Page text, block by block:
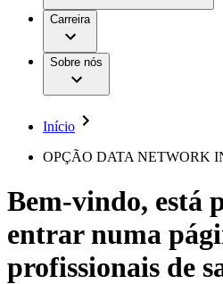
Aesculap Academy
Contentores
Neurocirurgia
Nutrição Clínica
Prevenção e
Retenção
Suturas e
Patologias e Cuidados
Serviços
Trabalhar na B.
Oportunidades de emprego
A nossa cultura
Centro de Inovação
Responsabilidade
Acesso aos
Comunicados de
Contactos
Formulário de
Carreira
Sobre nós
Início
OPÇÃO DATA NETWORK
Bem-vindo, está
entrar numa
profissionais de